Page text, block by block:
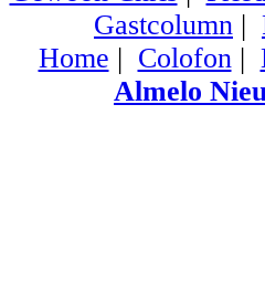
Gastcolumn |
Home | Colofon|
Almelo